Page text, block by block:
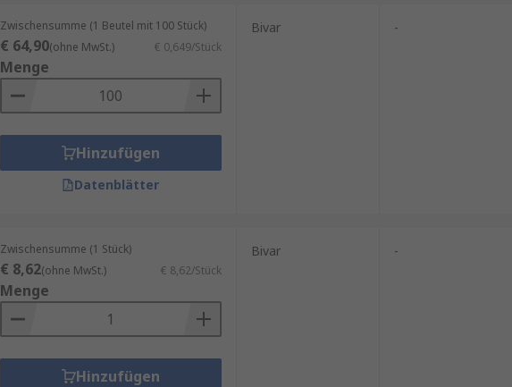
Zwischensumme (1 Beutel mit 100 Stück)
€ 64,90(ohne MwSt.) € 0,649/Stück
Menge
Hinzufügen
Datenblätter
Bivar -
Zwischensumme (1 Stück)
€ 8,62(ohne MwSt.) € 8,62/Stück
Menge
Hinzufügen
Bivar -